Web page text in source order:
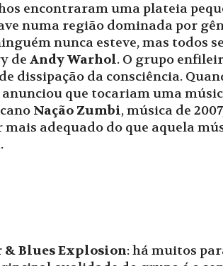
encontraram uma plateia
numa região dominada por
nunca esteve, mas todos
de Andy Warhol. O grupo
dissipação da consciência.
que tocariam uma
Nação Zumbi, música de
adequado do que aquela
& Blues Explosion: há muitos